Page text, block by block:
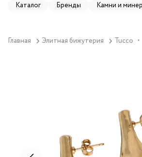
Каталог Бренды Камни и
Главная Элитная бижутерия Tucco ▼